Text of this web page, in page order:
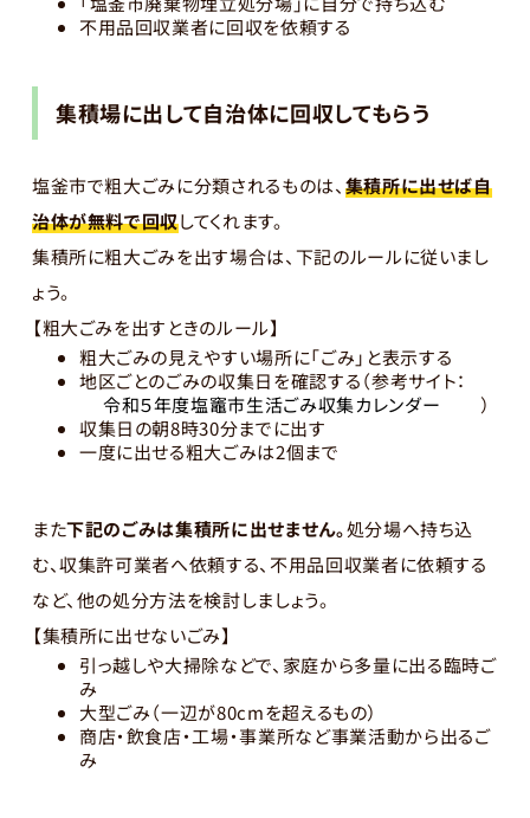
不用品回収業者に回収を依頼する
集積場に出して自治体に回収してもらう
塩釜市で粗大ごみに分類されるものは、 集積所に出せば自
治体が無料で回収してくれます。
集積所に粗大ごみを出す場合は、下記のルールに従いまし
ょう。
【粗大ごみを出すときのルール】
粗大ごみの見えやすい場所に「ごみ」と表示する
地区ごとのごみの収集日を確認する（参考サイト：
令和５年度塩竈市生活ごみ収集カレンダー
）
収集日の朝8時30分までに出す
一度に出せる粗大ごみは2個まで
また下記のごみは集積所に出せません。処分場へ持ち込
む、収集許可業者へ依頼する、不用品回収業者に依頼する
など、他の処分方法を検討しましょう。
【集積所に出せないごみ】
引っ越しや大掃除などで、家庭から多量に出る臨時ご
み
大型ごみ（一辺が80cmを超えるもの）
商店・飲食店・工場・事業所など事業活動から出るご
み